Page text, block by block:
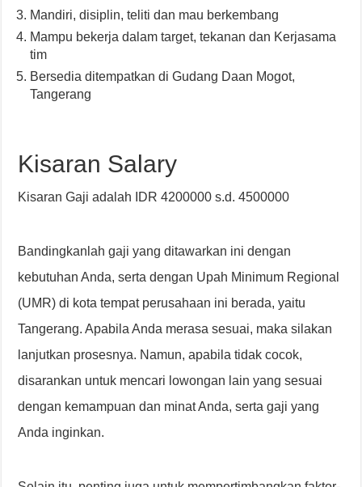
Mandiri, disiplin, teliti dan mau berkembang
Mampu bekerja dalam target, tekanan dan Kerjasama
tim
Bersedia ditempatkan di Gudang Daan Mogot,
Tangerang
Kisaran Salary
Kisaran Gaji adalah IDR 4200000 s.d. 4500000
Bandingkanlah gaji yang ditawarkan ini dengan
kebutuhan Anda, serta dengan Upah Minimum Regional
(UMR) di kota tempat perusahaan ini berada, yaitu
Tangerang. Apabila Anda merasa sesuai, maka silakan
lanjutkan prosesnya. Namun, apabila tidak cocok,
disarankan untuk mencari lowongan lain yang sesuai
dengan kemampuan dan minat Anda, serta gaji yang
Anda inginkan.